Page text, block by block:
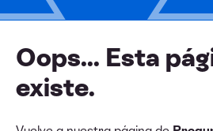
Oops... Esta
existe.